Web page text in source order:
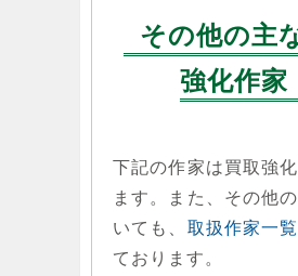
その他の主
強化作家
下記の作家は買取強
ます。また、その他
いても、 取扱作家一覧
ております。